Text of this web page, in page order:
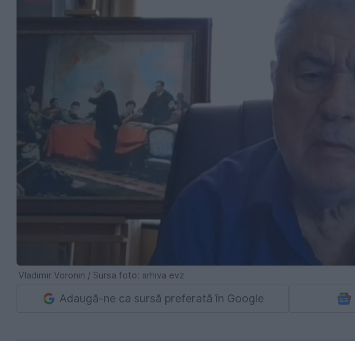
Vladimir Voronin / Sursa foto: arhiva evz
Adaugă-ne ca sursă preferată în Google